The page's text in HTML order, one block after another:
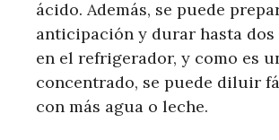
ácido. Además, se puede
anticipación y durar hasta dos
en el refrigerador, y como es
concentrado, se puede diluir
con más agua o leche.